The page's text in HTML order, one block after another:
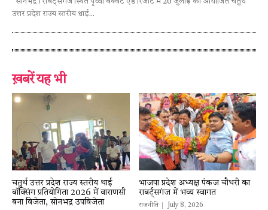
उत्तर प्रदेश राज्य स्तरीय थाई...
ख़बरें यह भी
चतुर्थ उत्तर प्रदेश राज्य स्तरीय थाई
बॉक्सिंग प्रतियोगिता 2026 में वाराणसी
बना विजेता, सोनभद्र उपविजेता
भाजपा प्रदेश अध्यक्ष पंकज चौधरी का
राबर्ट्सगंज में भव्य स्वागत
राजनीति July 8, 2026